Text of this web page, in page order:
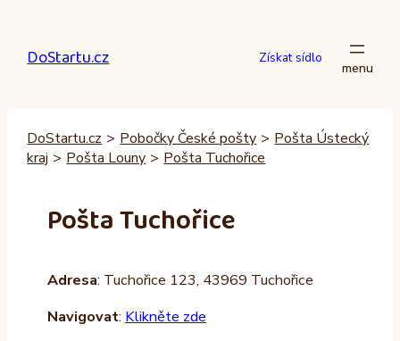
obsah
DoStartu.cz Získat sídlo
DoStartu.cz > Pobočky České pošty > Pošta Ústecký
kraj > Pošta Louny > Pošta Tuchořice
Pošta Tuchořice
Adresa: Tuchořice 123, 43969 Tuchořice
Navigovat: Klikněte zde